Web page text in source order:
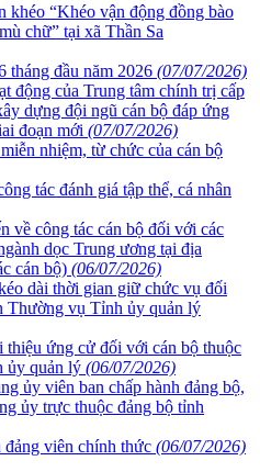
khéo “Khéo vận động đồng bào
chữ” tại xã Thần Sa
tháng đầu năm 2026 (07/07/2026)
động của Trung tâm chính trị cấp
dựng đội ngũ cán bộ đáp ứng
đoạn mới (07/07/2026)
nhiệm, từ chức của cán bộ
tác đánh giá tập thể, cá nhân
về công tác cán bộ đối với các
dọc Trung ương tại địa
cán bộ) (06/07/2026)
dài thời gian giữ chức vụ đối
Thường vụ Tỉnh ủy quản lý
ứng cử đối với cán bộ thuộc
ủy quản lý (06/07/2026)
ủy viên ban chấp hành đảng bộ,
ủy trực thuộc đảng bộ tỉnh
viên chính thức (06/07/2026)